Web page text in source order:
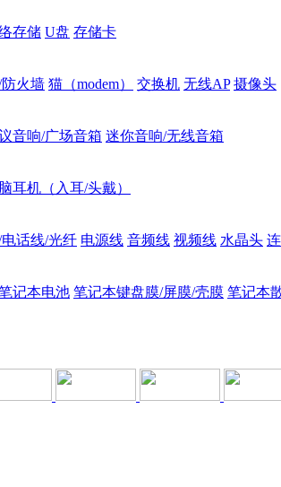
存储 U盘 存储卡
火墙 猫（modem） 交换机 无线AP 摄像头
音响/广场音箱 迷你音响/无线音箱
耳机（入耳/头戴）
电话线/光纤 电源线 音频线 视频线 水晶头
记本电池 笔记本键盘膜/屏膜/壳膜 笔记本